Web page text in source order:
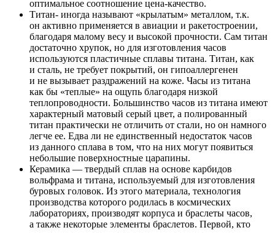
оптимальное соотношение цена-качество.
Титан- иногда называют «крылатым» металлом, т.к.
он активно применяется в авиации и ракетостроении,
благодаря малому весу и высокой прочности. Сам титан
достаточно хрупок, но для изготовления часов
используются пластичные сплавы титана. Титан, как
и сталь, не требует покрытий, он гипоаллергенен
и не вызывает раздражений на коже. Часы из титана
как бы «теплые» на ощупь благодаря низкой
теплопроводности. Большинство часов из титана имеют
характерный матовый серый цвет, а полированный
титан практически не отличить от стали, но он намного
легче ее. Едва ли не единственный недостаток часов
из данного сплава в том, что на них могут появиться
небольшие поверхностные царапины.
Керамика — твердый сплав на основе карбидов
вольфрама и титана, используемый для изготовления
буровых головок. Из этого материала, технология
производства которого родилась в космических
лабораториях, производят корпуса и браслеты часов,
а также некоторые элементы браслетов. Первой, кто